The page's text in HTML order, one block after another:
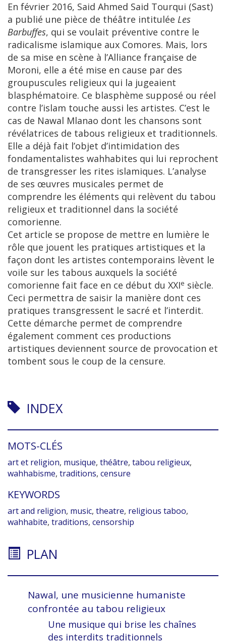
En février 2016, Said Ahmed Said Tourqui (Sast)
a publié une pièce de théâtre intitulée Les
Barbuffes, qui se voulait préventive contre le
radicalisme islamique aux Comores. Mais, lors
de sa mise en scène à l’Alliance française de
Moroni, elle a été mise en cause par des
groupuscules religieux qui la jugeaient
blasphématoire. Ce blasphème supposé ou réel
contre l’islam touche aussi les artistes. C’est le
cas de Nawal Mlanao dont les chansons sont
révélatrices de tabous religieux et traditionnels.
Elle a déjà fait l’objet d’intimidation des
fondamentalistes wahhabites qui lui reprochent
de transgresser les rites islamiques. L’analyse
de ses œuvres musicales permet de
comprendre les éléments qui relèvent du tabou
religieux et traditionnel dans la société
comorienne.
Cet article se propose de mettre en lumière le
rôle que jouent les pratiques artistiques et la
façon dont les artistes contemporains lèvent le
voile sur les tabous auxquels la société
comorienne fait face en ce début du XXIe siècle.
Ceci permettra de saisir la manière dont ces
pratiques transgressent le sacré et l’interdit.
Cette démarche permet de comprendre
également comment ces productions
artistiques deviennent source de provocation et
tombent sous le coup de la censure.
INDEX
MOTS-CLÉS
art et religion, musique, théâtre, tabou religieux,
wahhabisme, traditions, censure
KEYWORDS
art and religion, music, theatre, religious taboo,
wahhabite, traditions, censorship
PLAN
Nawal, une musicienne humaniste
confrontée au tabou religieux
Une musique qui brise les chaînes
des interdits traditionnels